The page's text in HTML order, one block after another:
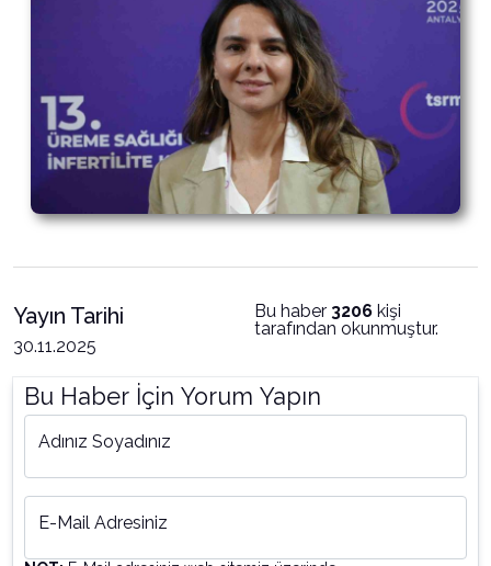
Yayın Tarihi
30.11.2025
Bu haber 3206 kişi
tarafından okunmuştur.
Bu Haber İçin Yorum Yapın
Adınız Soyadınız
E-Mail Adresiniz